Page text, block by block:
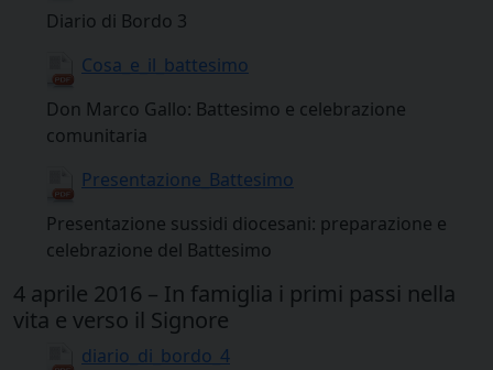
Diario di Bordo 3
Cosa_e_il_battesimo
Don Marco Gallo: Battesimo e celebrazione
comunitaria
Presentazione_Battesimo
Presentazione sussidi diocesani: preparazione e
celebrazione del Battesimo
4 aprile 2016 – In famiglia i primi passi nella
vita e verso il Signore
diario_di_bordo_4